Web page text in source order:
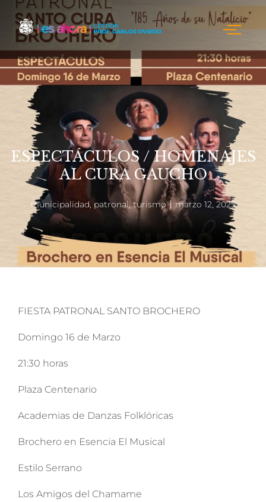
ESPECTÁCULOS / HOMENAJES
AL CURA GAUCHO
municipalidad, patronal,turismo marzo 12, 2025
FIESTA PATRONAL SANTO BROCHERO
Domingo 16 de Marzo
21:30 horas
Plaza Centenario
Academias de Danzas Folklóricas
Brochero en Esencia El Musical
Estilo Serrano
Los Amigos del Chamame